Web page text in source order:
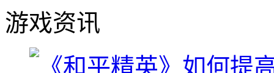
游戏资讯